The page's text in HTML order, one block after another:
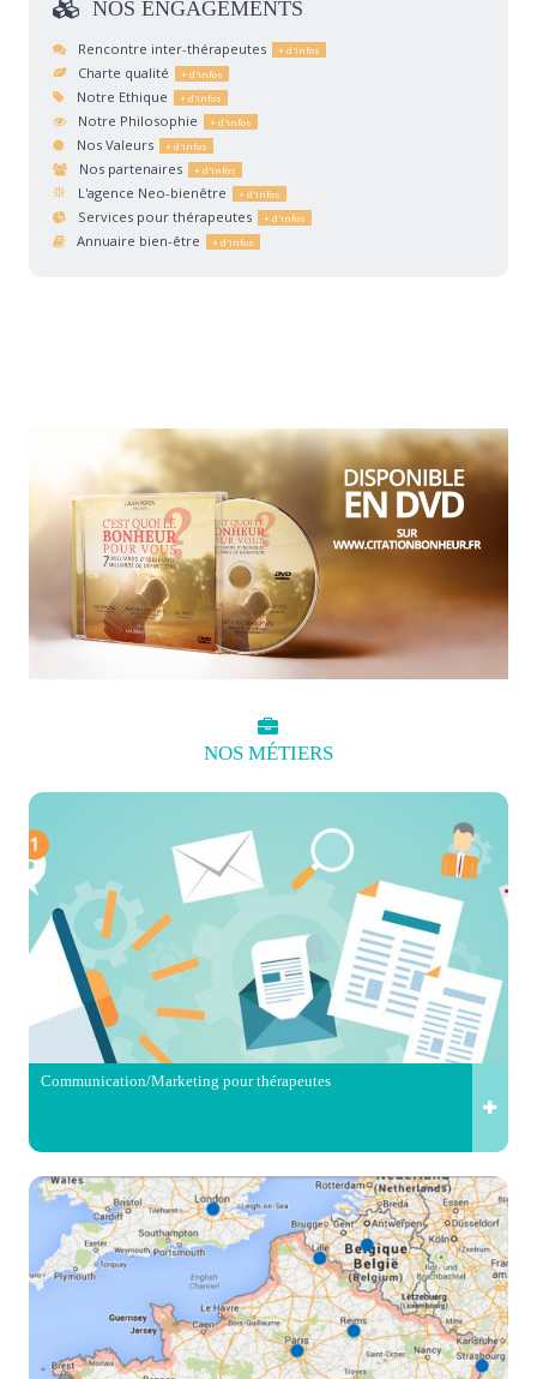
NOS ENGAGEMENTS
Rencontre inter-thérapeutes
Charte qualité
Notre Ethique
Notre Philosophie
Nos Valeurs
Nos partenaires
L'agence Neo-bienêtre
Services pour thérapeutes
Annuaire bien-être
NOS MÉTIERS
Communication/Marketing pour thérapeutes